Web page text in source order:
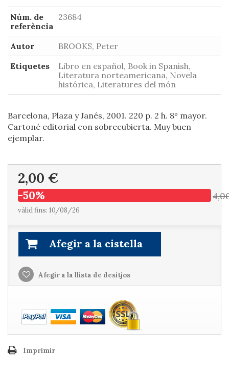
Núm. de
referència
23684
Autor
BROOKS, Peter
Etiquetes
Libro en español, Book in Spanish,
Literatura norteamericana, Novela
histórica, Literatures del món
Barcelona, Plaza y Janés, 2001. 220 p. 2 h. 8º mayor.
Cartoné editorial con sobrecubierta. Muy buen
ejemplar.
2,00 €
-50%
vàlid fins: 10/08/26
Afegir a la cistella
Afegir a la llista de desitjos
Imprimir